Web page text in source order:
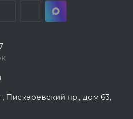
Пискаревский пр., дом 63,